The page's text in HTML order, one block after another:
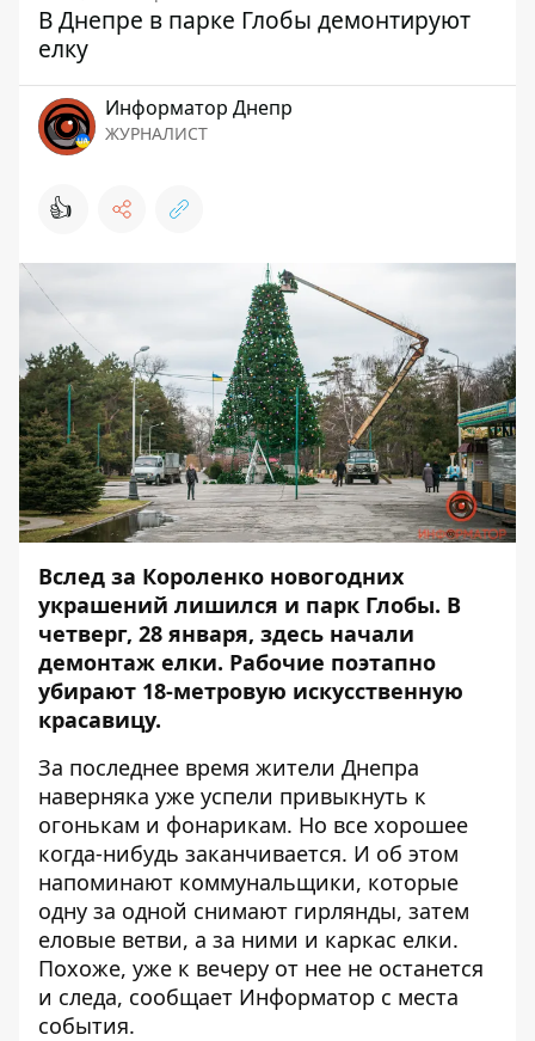
В Днепре в парке Глобы демонтируют
елку
Информатор Днепр
ЖУРНАЛИСТ
👍
Вслед за Короленко новогодних
украшений лишился и парк Глобы. В
четверг, 28 января, здесь начали
демонтаж елки. Рабочие поэтапно
убирают 18-метровую искусственную
красавицу.
За последнее время жители Днепра
наверняка уже успели привыкнуть к
огонькам и фонарикам. Но все хорошее
когда-нибудь заканчивается. И об этом
напоминают коммунальщики, которые
одну за одной снимают гирлянды, затем
еловые ветви, а за ними и каркас елки.
Похоже, уже к вечеру от нее не останется
и следа, сообщает Информатор с места
события.